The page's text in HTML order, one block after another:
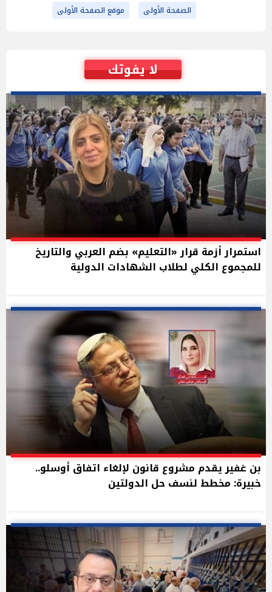
الصفحة الأولى
موقع الصفحة الأولى
لا يفوتك
استمرار أزمة قرار «التعليم» بضم العربي والتاريخ
للمجموع الكلي لطلاب الشهادات الدولية
بن غفير يقدم مشروع قانون لإلغاء اتفاق أوسلو..
خبيرة: مخطط لنسف حل الدولتين